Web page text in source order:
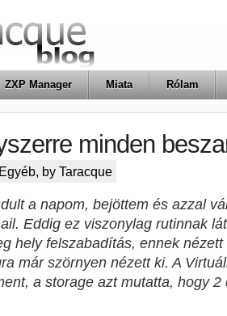
ZXP Manager Miata Rólam
minden
Egyéb, by Taracque
a napom, bejöttem és azzal
Eddig ez viszonylag rutinnak
hely felszabadítás, ennek
már szörnyen nézett ki. A
a storage azt mutatta, hogy